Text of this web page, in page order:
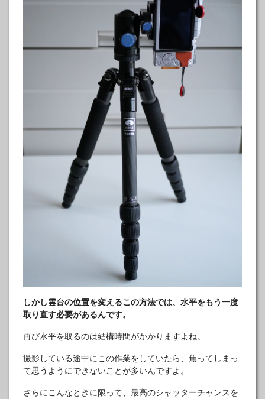
しかし雲台の位置を変えるこの方法では、水平をもう一度
取り直す必要があるんです。
再び水平を取るのは結構時間がかかりますよね。
撮影している途中にこの作業をしていたら、焦ってしまっ
て思うようにできないことが多いんですよ。
さらにこんなときに限って、最高のシャッターチャンスを